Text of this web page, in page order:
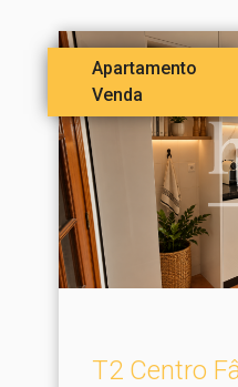
Apartamento
Venda
T2 Centro